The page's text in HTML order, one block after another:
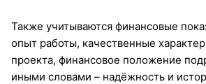
Также учитываются финансовые
опыт работы, качественные
проекта, финансовое положение
иными словами – надёжность и